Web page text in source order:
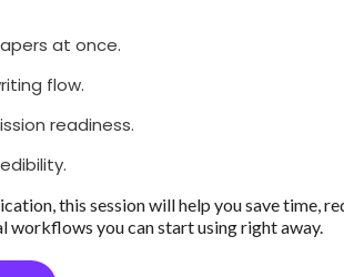
at once.
flow.
readiness.
this session will help you save time,
you can start using right away.